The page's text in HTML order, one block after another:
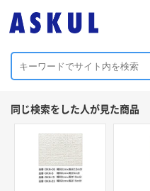
同じ検索をした人が見た商品